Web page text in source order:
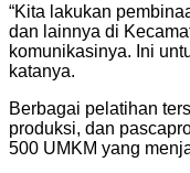
“Kita lakukan
dan lainnya di
komunikasinya. Ini
katanya.
Berbagai pelatihan
produksi, dan
500 UMKM yang